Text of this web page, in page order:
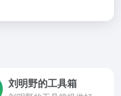
刘明野的工具箱